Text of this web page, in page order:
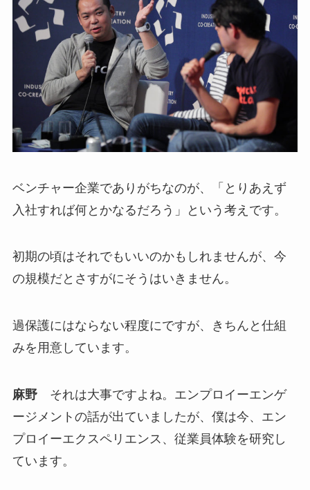
ベンチャー企業でありがちなのが、「とりあえず
入社すれば何とかなるだろう」という考えです。
初期の頃はそれでもいいのかもしれませんが、今
の規模だとさすがにそうはいきません。
過保護にはならない程度にですが、きちんと仕組
みを用意しています。
麻野それは大事ですよね。エンプロイーエンゲ
ージメントの話が出ていましたが、僕は今、エン
プロイーエクスペリエンス、従業員体験を研究し
ています。